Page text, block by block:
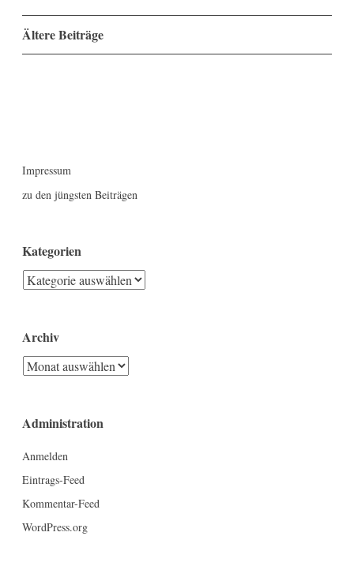
Beitragsnavigation
Ältere Beiträge
Impressum
zu den jüngsten Beiträgen
Kategorien
Kategorien
Archiv
Archiv
Administration
Anmelden
Eintrags-Feed
Kommentar-Feed
WordPress.org